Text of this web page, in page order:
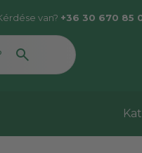
van? +36 30 670 85